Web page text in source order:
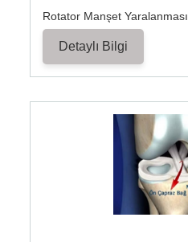
Rotator Manşet Yaralanması
Detaylı Bilgi